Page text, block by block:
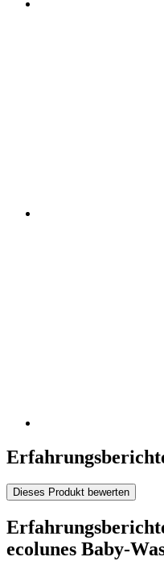
Dieses Produkt bewerten
ecolunes Baby-